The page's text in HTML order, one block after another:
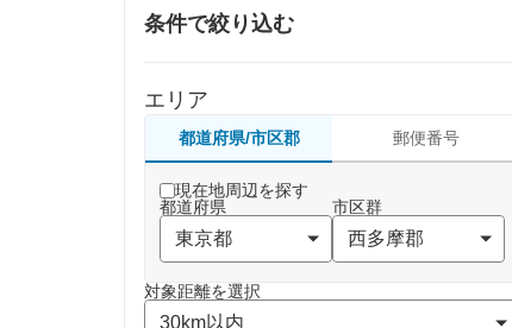
条件で絞り込む
エリア
都道府県/市区郡 郵便番号
現在地周辺を探す
都道府県
市区群
対象距離を選択